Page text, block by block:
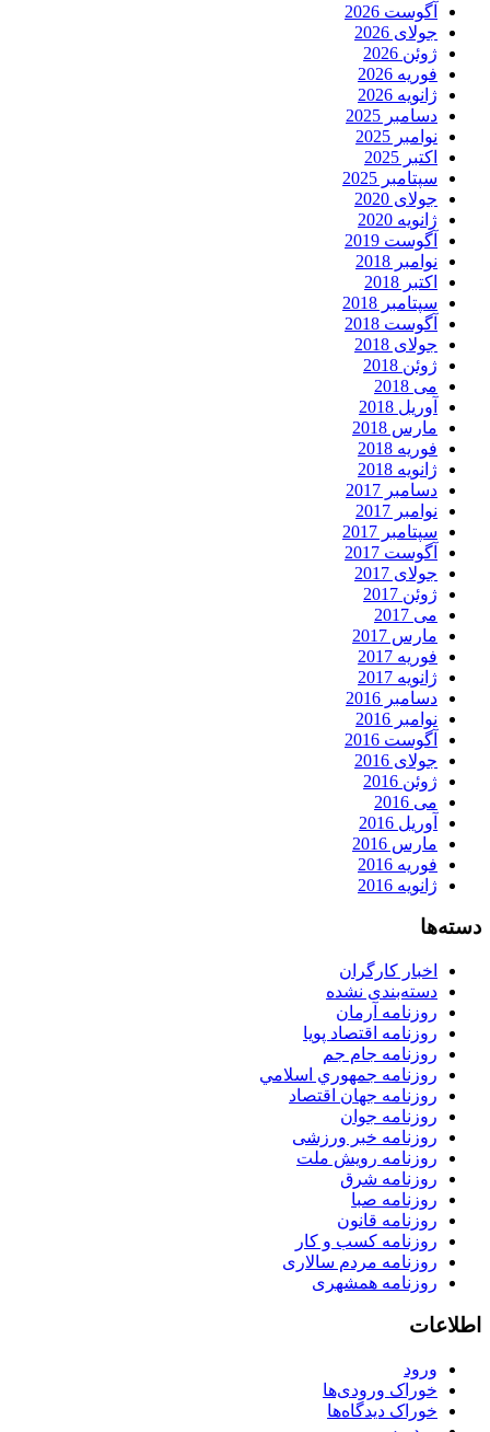
آگوست 2026
جولای 2026
ژوئن 2026
فوریه 2026
ژانویه 2026
دسامبر 2025
نوامبر 2025
اکتبر 2025
سپتامبر 2025
جولای 2020
ژانویه 2020
آگوست 2019
نوامبر 2018
اکتبر 2018
سپتامبر 2018
آگوست 2018
جولای 2018
ژوئن 2018
می 2018
آوریل 2018
مارس 2018
فوریه 2018
ژانویه 2018
دسامبر 2017
نوامبر 2017
سپتامبر 2017
آگوست 2017
جولای 2017
ژوئن 2017
می 2017
مارس 2017
فوریه 2017
ژانویه 2017
دسامبر 2016
نوامبر 2016
آگوست 2016
جولای 2016
ژوئن 2016
می 2016
آوریل 2016
مارس 2016
فوریه 2016
ژانویه 2016
دسته‌ها
اخبار کارگران
دسته‌بندی نشده
روزنامه آرمان
روزنامه اقتصاد پویا
روزنامه جام جم
روزنامه جمهوري اسلامي
روزنامه جهان اقتصاد
روزنامه جوان
روزنامه خبر ورزشى
روزنامه رویش ملت
روزنامه شرق
روزنامه صبا
روزنامه قانون
روزنامه كسب و كار
روزنامه مردم سالاری
روزنامه همشهری
اطلاعات
ورود
خوراک ورودی‌ها
خوراک دیدگاه‌ها